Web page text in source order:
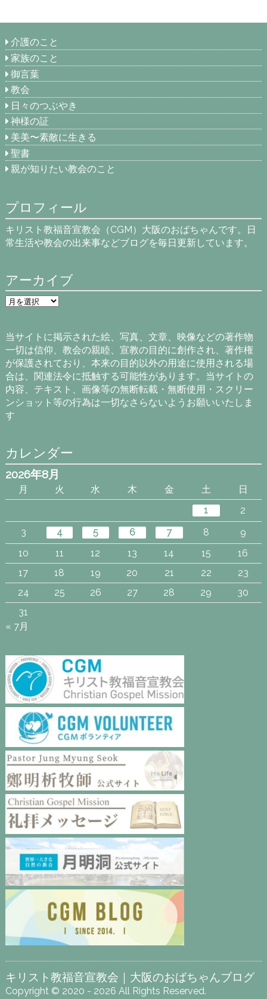
介護のこと
家族のこと
御言葉
教会
日々のつぶやき
神様の証
美美〜素敵に生きる
聖書
親が知りたい教会のこと
プロフィール
キリスト教福音宣教会（CGM）大阪のおばちゃんです。日
常生活や教会の出来事などブログを毎日更新しています。
アーカイブ
ア
ー
ブ
当サイトに掲示された絵、写真、文章、映像などの著作物
一切は信仰、教会の親睦、宣教の目的に創作され、著作権
が保護されており、本来の目的以外の用途に使用される場
合は、関連法令に抵触する可能性があります。当サイトの
内容、テキスト、画像等の無断転載・無断使用・スクリー
ンショット等の行為は一切なさらないようお願いいたしま
す
カレンダー
2026年8月
月 火 水 木 金 土
日
1
2
3
4 5 6 7 8
9
10
11 12 13 14 15
16
17
18 19 20 21 22
23
24
25 26 27 28 29
30
31
« 7月
キリスト教福音宣教会｜大阪のおばちゃんブログ
Copyright © 2020 - 2026 All Rights Reserved.